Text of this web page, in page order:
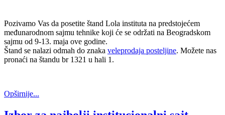
Pozivamo Vas da posetite štand Lola instituta na predstojećem
međunarodnom sajmu tehnike koji će se održati na Beogradskom
sajmu od 9-13. maja ove godine.
Štand se nalazi odmah do znaka veleprodaja posteljine. Možete nas
pronaći na štandu br 1321 u hali 1.
Opširnije...